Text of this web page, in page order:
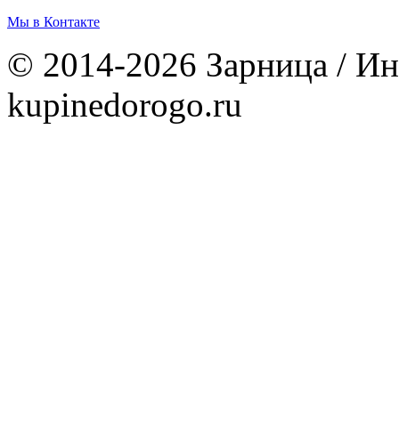
Мы в Контакте
© 2014-2026 Зарница /
kupinedorogo.ru